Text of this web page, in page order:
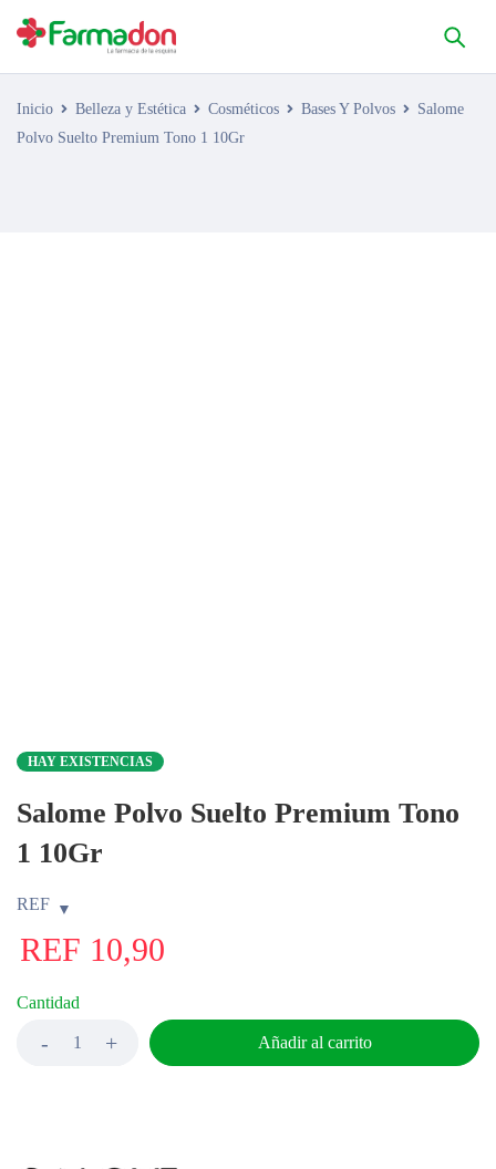
Inicio Belleza y Estética Cosméticos Bases Y Polvos
Salome
Polvo Suelto Premium Tono 1 10Gr
HAY EXISTENCIAS
Salome Polvo Suelto Premium Tono
1 10Gr
REF
REF 10,90
Cantidad
Añadir al carrito